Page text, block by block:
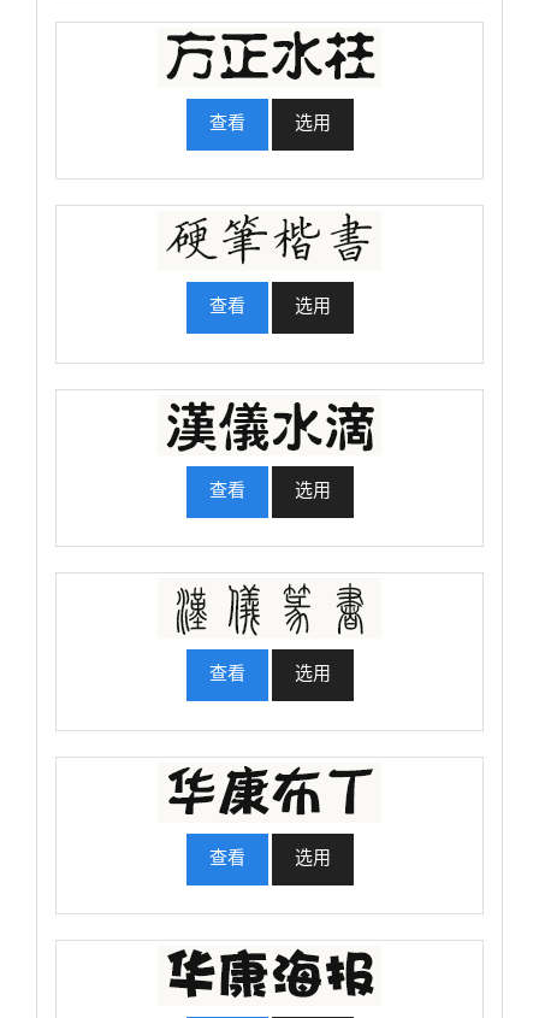
查看 选用
查看 选用
查看 选用
查看 选用
查看 选用